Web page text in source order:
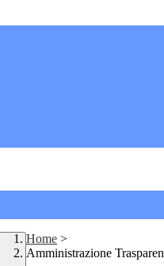
Home >
Amministrazione